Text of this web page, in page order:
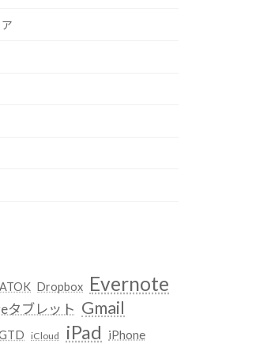
ATOK Dropbox Evernote
タブレット Gmail
iCloud iPad iPhone